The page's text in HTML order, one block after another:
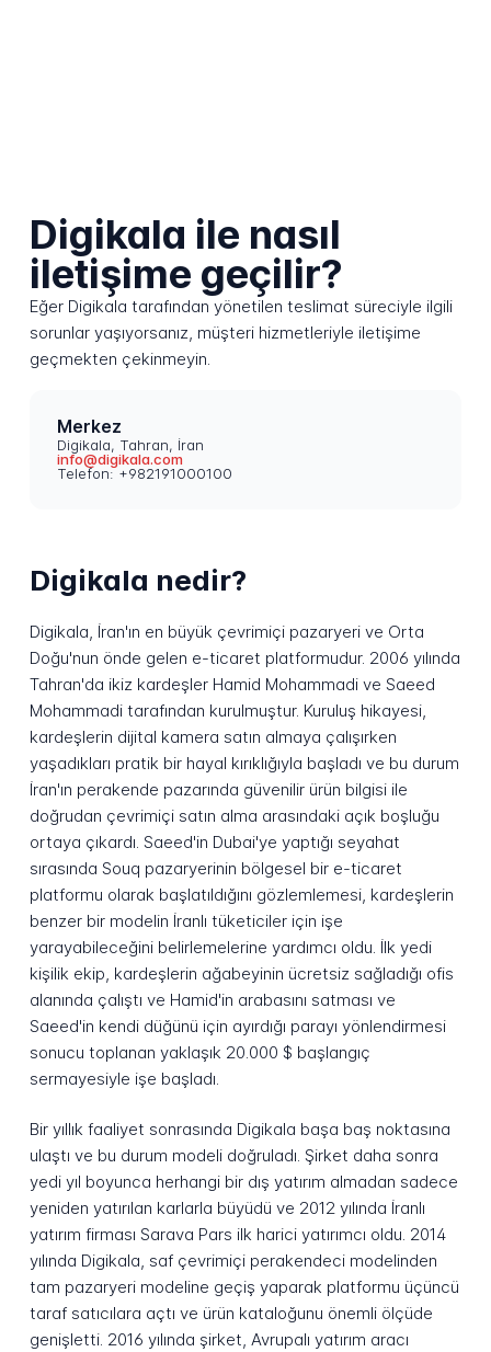
Digikala ile nasıl
iletişime geçilir?
Eğer Digikala tarafından yönetilen teslimat süreciyle ilgili
sorunlar yaşıyorsanız, müşteri hizmetleriyle iletişime
geçmekten çekinmeyin.
Merkez
Digikala, Tahran, İran
info@digikala.com
Telefon: +982191000100
Digikala nedir?
Digikala, İran'ın en büyük çevrimiçi pazaryeri ve Orta
Doğu'nun önde gelen e-ticaret platformudur. 2006 yılında
Tahran'da ikiz kardeşler Hamid Mohammadi ve Saeed
Mohammadi tarafından kurulmuştur. Kuruluş hikayesi,
kardeşlerin dijital kamera satın almaya çalışırken
yaşadıkları pratik bir hayal kırıklığıyla başladı ve bu durum
İran'ın perakende pazarında güvenilir ürün bilgisi ile
doğrudan çevrimiçi satın alma arasındaki açık boşluğu
ortaya çıkardı. Saeed'in Dubai'ye yaptığı seyahat
sırasında Souq pazaryerinin bölgesel bir e-ticaret
platformu olarak başlatıldığını gözlemlemesi, kardeşlerin
benzer bir modelin İranlı tüketiciler için işe
yarayabileceğini belirlemelerine yardımcı oldu. İlk yedi
kişilik ekip, kardeşlerin ağabeyinin ücretsiz sağladığı ofis
alanında çalıştı ve Hamid'in arabasını satması ve
Saeed'in kendi düğünü için ayırdığı parayı yönlendirmesi
sonucu toplanan yaklaşık 20.000 $ başlangıç
sermayesiyle işe başladı.
Bir yıllık faaliyet sonrasında Digikala başa baş noktasına
ulaştı ve bu durum modeli doğruladı. Şirket daha sonra
yedi yıl boyunca herhangi bir dış yatırım almadan sadece
yeniden yatırılan karlarla büyüdü ve 2012 yılında İranlı
yatırım firması Sarava Pars ilk harici yatırımcı oldu. 2014
yılında Digikala, saf çevrimiçi perakendeci modelinden
tam pazaryeri modeline geçiş yaparak platformu üçüncü
taraf satıcılara açtı ve ürün kataloğunu önemli ölçüde
genişletti. 2016 yılında şirket, Avrupalı yatırım aracı